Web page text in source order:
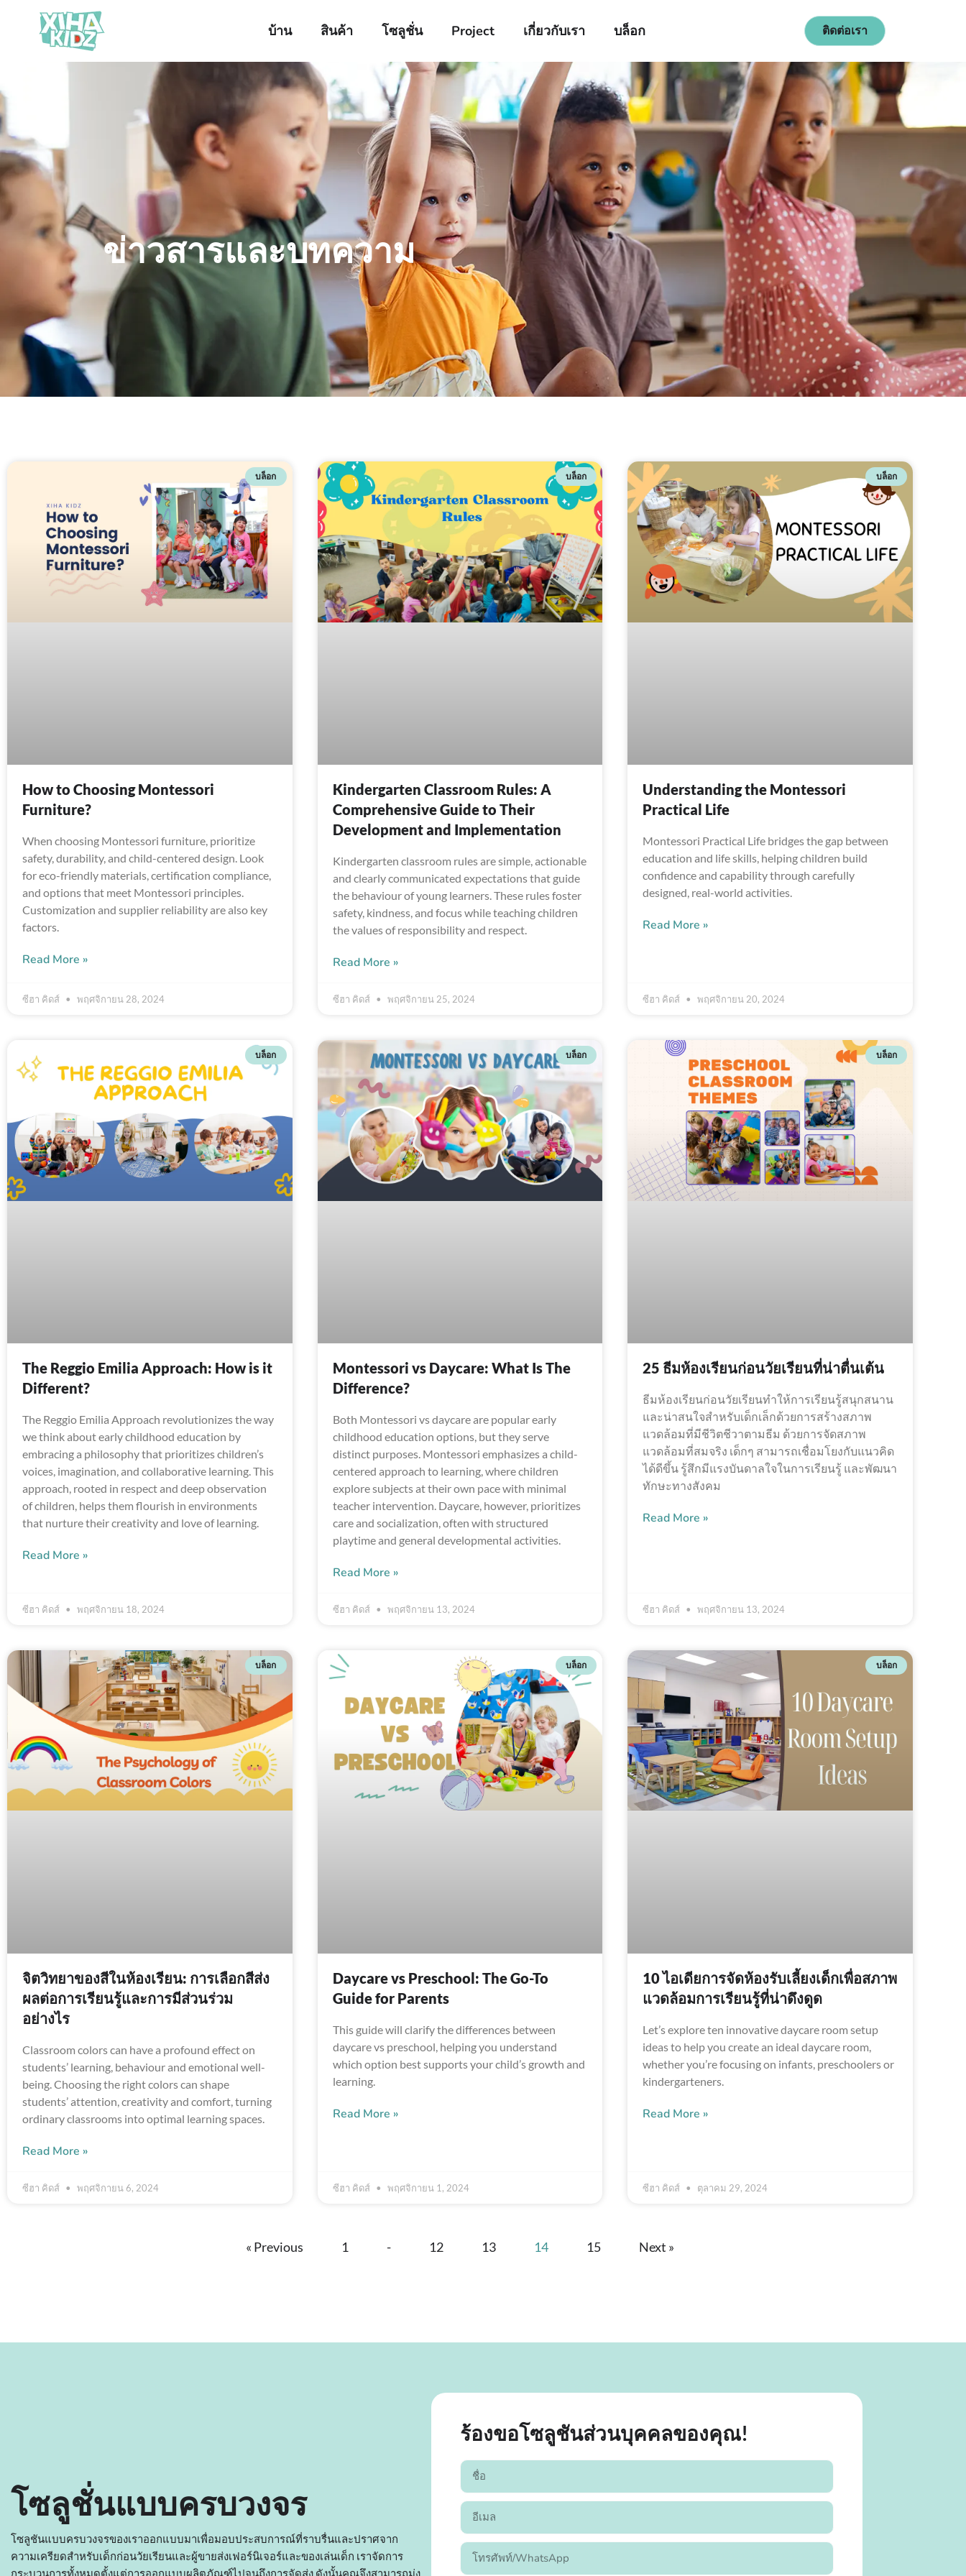
บ้าน สินค้า โซลูชั่น Project เกี่ยวกับเรา บล็อก ติดต่อเรา
ข่าวสารและบทความ
บล็อก
How to Choosing Montessori
Furniture?
When choosing Montessori furniture, prioritize
safety, durability, and child-centered design. Look
for eco-friendly materials, certification compliance,
and options that meet Montessori principles.
Customization and supplier reliability are also key
factors.
Read More »
ซีฮา คิดส์ พฤศจิกายน 28, 2024
บล็อก
Kindergarten Classroom Rules: A
Comprehensive Guide to Their
Development and Implementation
Kindergarten classroom rules are simple, actionable
and clearly communicated expectations that guide
the behaviour of young learners. These rules foster
safety, kindness, and focus while teaching children
the values of responsibility and respect.
Read More »
ซีฮา คิดส์ พฤศจิกายน 25, 2024
บล็อก
Understanding the Montessori
Practical Life
Montessori Practical Life bridges the gap between
education and life skills, helping children build
confidence and capability through carefully
designed, real-world activities.
Read More »
ซีฮา คิดส์ พฤศจิกายน 20, 2024
บล็อก
The Reggio Emilia Approach: How is it
Different?
The Reggio Emilia Approach revolutionizes the way
we think about early childhood education by
embracing a philosophy that prioritizes children’s
voices, imagination, and collaborative learning. This
approach, rooted in respect and deep observation
of children, helps them flourish in environments
that nurture their creativity and love of learning.
Read More »
ซีฮา คิดส์ พฤศจิกายน 18, 2024
บล็อก
Montessori vs Daycare: What Is The
Difference?
Both Montessori vs daycare are popular early
childhood education options, but they serve
distinct purposes. Montessori emphasizes a child-
centered approach to learning, where children
explore subjects at their own pace with minimal
teacher intervention. Daycare, however, prioritizes
care and socialization, often with structured
playtime and general developmental activities.
Read More »
ซีฮา คิดส์ พฤศจิกายน 13, 2024
บล็อก
25 ธีมห้องเรียนก่อนวัยเรียนที่น่าตื่นเต้น
ธีมห้องเรียนก่อนวัยเรียนทำให้การเรียนรู้สนุกสนาน
และน่าสนใจสำหรับเด็กเล็กด้วยการสร้างสภาพ
แวดล้อมที่มีชีวิตชีวาตามธีม ด้วยการจัดสภาพ
แวดล้อมที่สมจริง เด็กๆ สามารถเชื่อมโยงกับแนวคิด
ได้ดีขึ้น รู้สึกมีแรงบันดาลใจในการเรียนรู้ และพัฒนา
ทักษะทางสังคม
Read More »
ซีฮา คิดส์ พฤศจิกายน 13, 2024
บล็อก
จิตวิทยาของสีในห้องเรียน: การเลือกสีส่ง
ผลต่อการเรียนรู้และการมีส่วนร่วม
อย่างไร
Classroom colors can have a profound effect on
students’ learning, behaviour and emotional well-
being. Choosing the right colors can shape
students’ attention, creativity and comfort, turning
ordinary classrooms into optimal learning spaces.
Read More »
ซีฮา คิดส์ พฤศจิกายน 6, 2024
บล็อก
Daycare vs Preschool: The Go-To
Guide for Parents
This guide will clarify the differences between
daycare vs preschool, helping you understand
which option best supports your child’s growth and
learning.
Read More »
ซีฮา คิดส์ พฤศจิกายน 1, 2024
บล็อก
10 ไอเดียการจัดห้องรับเลี้ยงเด็กเพื่อสภาพ
แวดล้อมการเรียนรู้ที่น่าดึงดูด
Let’s explore ten innovative daycare room setup
ideas to help you create an ideal daycare room,
whether you’re focusing on infants, preschoolers or
kindergarteners.
Read More »
ซีฮา คิดส์ ตุลาคม 29, 2024
« Previous 1 - 12 13 14 15 Next »
โซลูชั่นแบบครบวงจร
โซลูชันแบบครบวงจรของเราออกแบบมาเพื่อมอบประสบการณ์ที่ราบรื่นและปราศจาก
ความเครียดสำหรับเด็กก่อนวัยเรียนและผู้ขายส่งเฟอร์นิเจอร์และของเล่นเด็ก เราจัดการ
กระบวนการทั้งหมดตั้งแต่การออกแบบผลิตภัณฑ์ไปจนถึงการจัดส่ง ดังนั้นคุณจึงสามารถมุ่ง
ร้องขอโซลูชันส่วนบุคคลของคุณ!